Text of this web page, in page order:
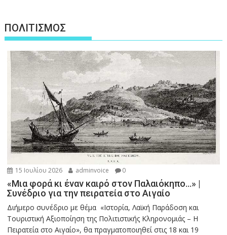
ΠΟΛΙΤΙΣΜΟΣ
15 Ιουλίου 2026 adminvoice 0
«Μια φορά κι έναν καιρό στον Παλαιόκηπο…» |
Συνέδριο για την πειρατεία στο Αιγαίο
Διήμερο συνέδριο με θέμα «Ιστορία, Λαϊκή Παράδοση και
Τουριστική Αξιοποίηση της Πολιτιστικής Κληρονομιάς – Η
Πειρατεία στο Αιγαίο», θα πραγματοποιηθεί στις 18 και 19